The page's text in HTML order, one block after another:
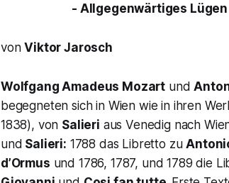
- Allgegenwärtiges
vonViktor Jarosch
Wolfgang Amadeus Mozart und
begegneten sich in Wien wie in ihren
1838), von Salieri aus Venedig nach
und Salieri: 1788 das Libretto zu
d’Ormus und 1786, 1787, und 1789 die